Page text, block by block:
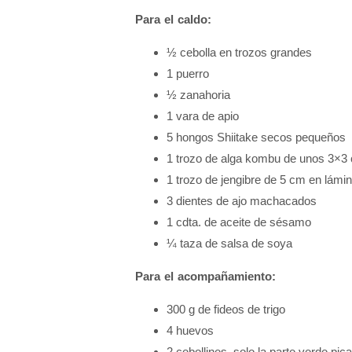
Para el caldo:
½ cebolla en trozos grandes
1 puerro
½ zanahoria
1 vara de apio
5 hongos Shiitake secos pequeños
1 trozo de alga kombu de unos 3×3
1 trozo de jengibre de 5 cm en
3 dientes de ajo machacados
1 cdta. de aceite de sésamo
¼ taza de salsa de soya
Para el acompañamiento:
300 g de fideos de trigo
4 huevos